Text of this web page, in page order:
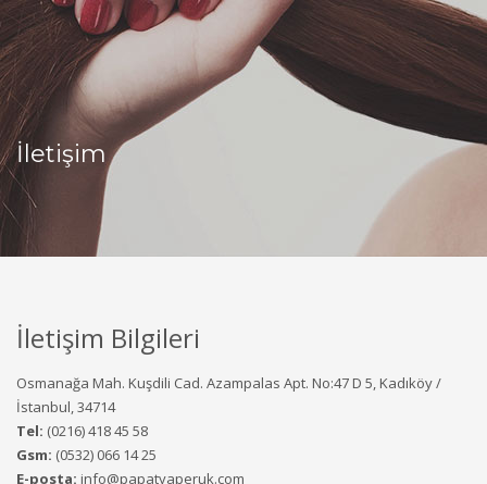
İletişim
İletişim Bilgileri
Osmanağa Mah. Kuşdili Cad. Azampalas Apt. No:47 D 5, Kadıköy /
İstanbul, 34714
Tel: (0216) 418 45 58
Gsm: (0532) 066 14 25
E-posta: info@papatyaperuk.com